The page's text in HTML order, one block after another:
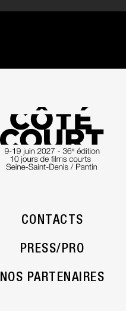
CONTACTS
PRESS/PRO
NOS PARTENAIRES